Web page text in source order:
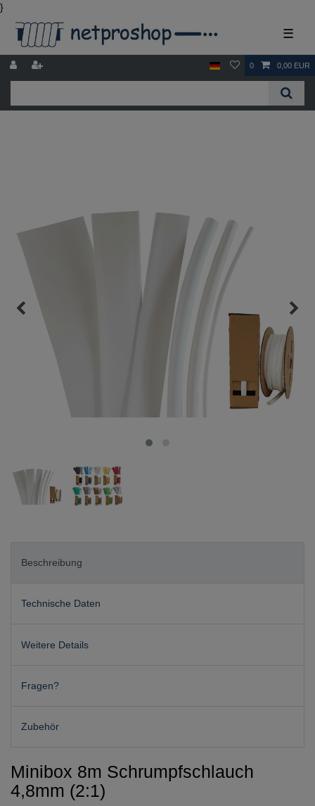
}
☰
0 0,00 EUR
Beschreibung
Technische Daten
Weitere Details
Fragen?
Zubehör
Minibox 8m Schrumpfschlauch
4,8mm (2:1)